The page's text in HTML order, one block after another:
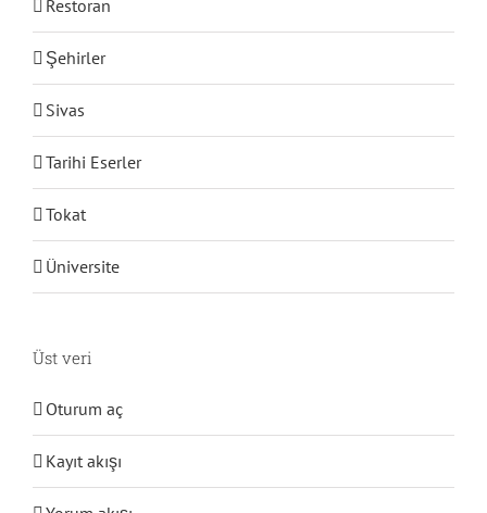
Restoran
Şehirler
Sivas
Tarihi Eserler
Tokat
Üniversite
Üst veri
Oturum aç
Kayıt akışı